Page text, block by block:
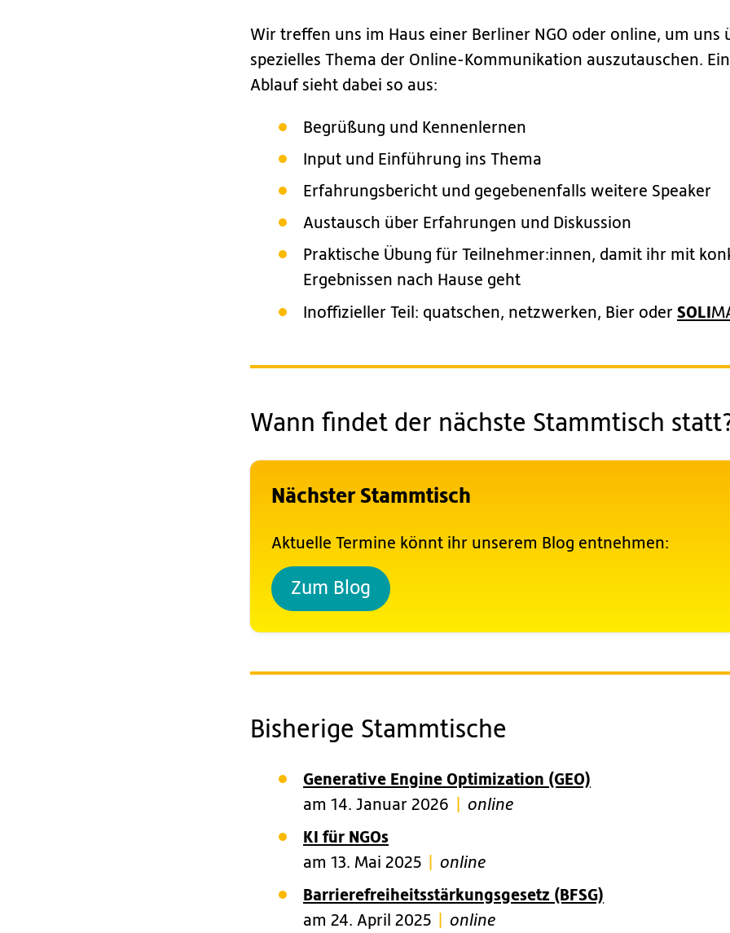
Wir treffen uns im Haus einer Berliner NGO oder online, um uns
spezielles Thema der Online-Kommunikation auszutauschen.
Ablauf sieht dabei so aus:
Begrüßung und Kennenlernen
Input und Einführung ins Thema
Erfahrungsbericht und gegebenenfalls weitere Speaker
Austausch über Erfahrungen und Diskussion
Praktische Übung für Teilnehmer:innen, damit ihr mit
Ergebnissen nach Hause geht
Inoffizieller Teil: quatschen, netzwerken, Bier oder SOLI
Wann findet der nächste Stammtisch
Nächster Stammtisch
Aktuelle Termine könnt ihr unserem Blog entnehmen:
Zum Blog
Bisherige Stammtische
Generative Engine Optimization (GEO)
am 14. Januar 2026
online
KI für NGOs
am 13. Mai 2025
online
Barrierefreiheitsstärkungsgesetz (BFSG)
am 24. April 2025
online